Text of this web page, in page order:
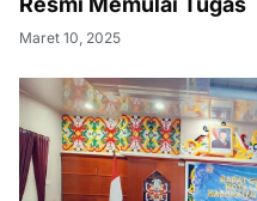
Maret 10, 2025